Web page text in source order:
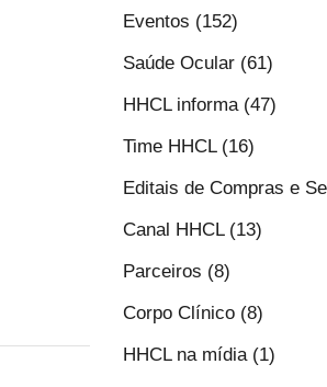
Eventos (152)
Saúde Ocular (61)
HHCL informa (47)
Time HHCL (16)
Editais de Compras e
Canal HHCL (13)
Parceiros (8)
Corpo Clínico (8)
HHCL na mídia (1)